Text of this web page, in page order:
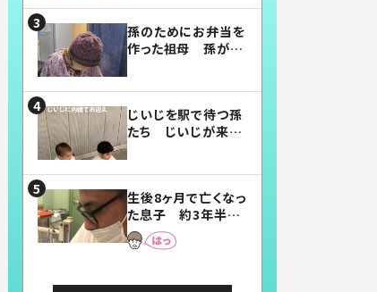
孫のためにお弁当を
作った祖母 孫が絶
じいじを駅で待つ孫
たち じいじが来た
まらない」「幸せにな
れる」
生後8ヶ月で亡くなっ
た息子 約3年半
後、当時の妻の日記
に書いてあった本音